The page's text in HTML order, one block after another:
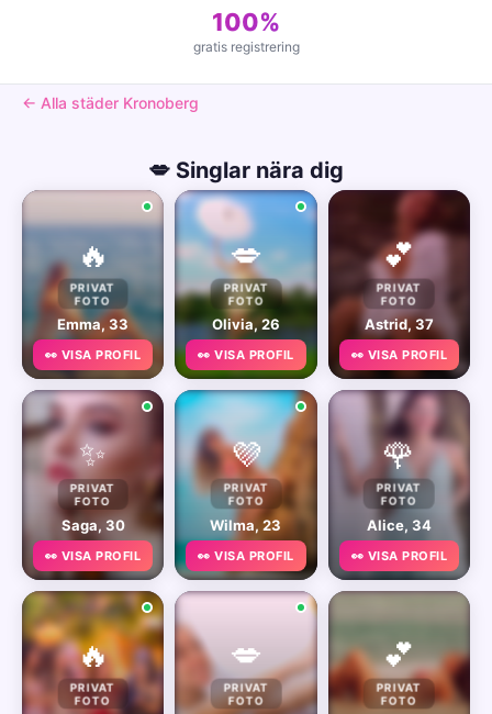
100%
gratis registrering
← Alla städer Kronoberg
💋 Singlar nära dig
🔥
PRIVAT
FOTO
Emma, 33
👀 VISA PROFIL
💋
PRIVAT
FOTO
Olivia, 26
👀 VISA PROFIL
💕
PRIVAT
FOTO
Astrid, 37
👀 VISA PROFIL
✨
PRIVAT
FOTO
Saga, 30
👀 VISA PROFIL
💜
PRIVAT
FOTO
Wilma, 23
👀 VISA PROFIL
🌹
PRIVAT
FOTO
Alice, 34
👀 VISA PROFIL
🔥
PRIVAT
FOTO
💋
PRIVAT
FOTO
💕
PRIVAT
FOTO